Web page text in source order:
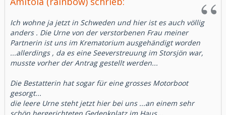
Ich wohne ja jetzt in Schweden und hier ist es auch völlig
anders . Die Urne von der verstorbenen Frau meiner
Partnerin ist uns im Krematorium ausgehändigt worden
...allerdings , da es eine Seeverstreuung im Storsjön war,
musste vorher der Antrag gestellt werden...
Die Bestatterin hat sogar für eine grosses Motorboot
gesorgt...
die leere Urne steht jetzt hier bei uns ...an einem sehr